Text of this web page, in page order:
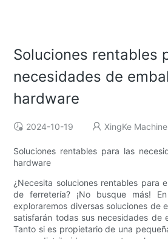
Soluciones rentables
necesidades de
hardware
2024-10-19 XingKe Machine
Soluciones rentables para las
hardware
¿Necesita soluciones rentables para
de ferretería? ¡No busque más!
exploraremos diversas soluciones de
satisfarán todas sus necesidades de
Tanto si es propietario de una